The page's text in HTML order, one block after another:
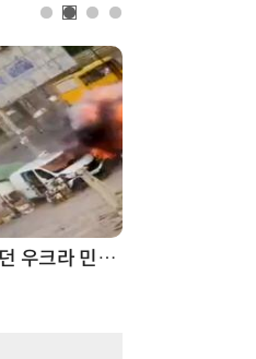
“계속 쫓아왔다”…도망치던 우크라 민간인 공격한 러 자폭 드론